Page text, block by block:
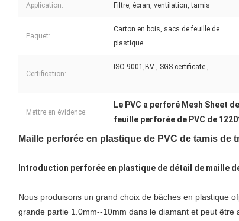
Application: Filtre, écran, ventilation, tamis
Paquet:
Carton en bois, sacs de feuille de
plastique.
Certification:
ISO 9001,BV , SGS certificate ,
Mettre en évidence:
Le PVC a perforé Mesh Sheet
feuille perforée de PVC de
Maille perforée en plastique de PVC de tamis
Introduction perforée en plastique de détail de maille
Nous produisons un grand choix de bâches en plastique
grande partie 1.0mm--10mm dans le diamant et peut